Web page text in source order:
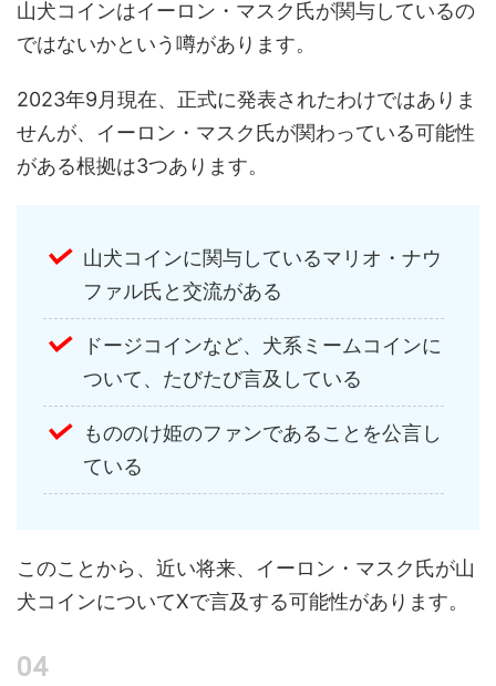
山犬コインはイーロン・マスク氏が関与しているの
ではないかという噂があります。
2023年9月現在、正式に発表されたわけではありま
せんが、イーロン・マスク氏が関わっている可能性
がある根拠は3つあります。
山犬コインに関与しているマリオ・ナウ
ファル氏と交流がある
ドージコインなど、犬系ミームコインに
ついて、たびたび言及している
もののけ姫のファンであることを公言し
ている
このことから、近い将来、イーロン・マスク氏が山
犬コインについてXで言及する可能性があります。